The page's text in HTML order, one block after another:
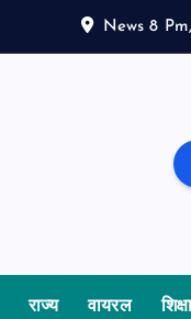
News 8
राज्य वायरल